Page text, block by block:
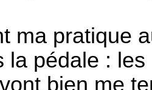
ma pratique
la pédale :
bien me